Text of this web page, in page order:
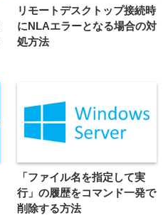
リモートデスクトップ接続時
にNLAエラーとなる場合の対
処方法
「ファイル名を指定して実
行」の履歴をコマンド一発で
削除する方法